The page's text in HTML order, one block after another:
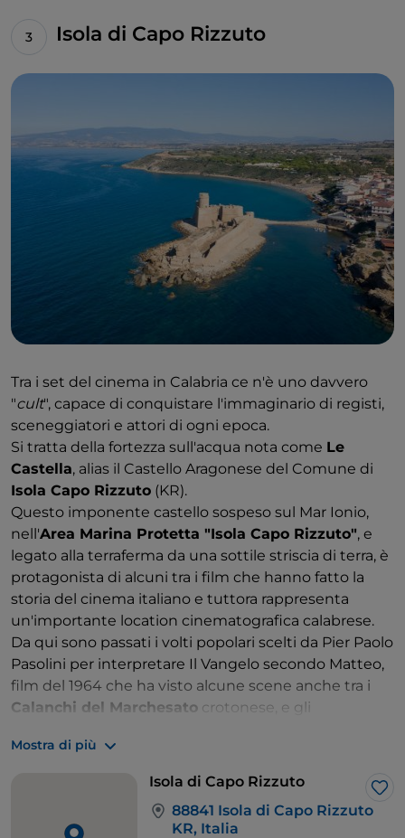
Isola di Capo Rizzuto
Tra i set del cinema in Calabria ce n'è uno davvero
"cult", capace di conquistare l'immaginario di registi,
sceneggiatori e attori di ogni epoca.
Si tratta della fortezza sull'acqua nota come Le
Castella, alias il Castello Aragonese del Comune di
Isola Capo Rizzuto (KR).
Questo imponente castello sospeso sul Mar Ionio,
nell'Area Marina Protetta "Isola Capo Rizzuto", e
legato alla terraferma da una sottile striscia di terra, è
protagonista di alcuni tra i film che hanno fatto la
storia del cinema italiano e tuttora rappresenta
un'importante location cinematografica calabrese.
Da qui sono passati i volti popolari scelti da Pier Paolo
Pasolini per interpretare Il Vangelo secondo Matteo,
film del 1964 che ha visto alcune scene anche tra i
Calanchi del Marchesato crotonese, e gli
Gian Maria Volonté in L'armata Brancaleone, film del
1966 di Mario Monicelli.
Mostra di più
Isola di Capo Rizzuto
88841 Isola di Capo Rizzuto
KR, Italia